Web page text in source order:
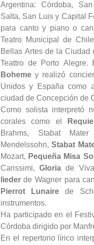
Argentina: Córdoba,
Salta, San Luis y Capital
para canto y piano o
Teatro Municipal de
Bellas Artes de la Ciudad
Teattro de Porto
Boheme y realizó
Unidos y España como
ciudad de Concepción de
Como solista interpretó
corales como el
Brahms, Stabat
Mendelssohn, Stabat
Mozart, Pequeña Misa
Carissimi, Gloria de
lieder de Wagner para
Pierrot Lunaire de
instrumentos.
Ha participado en el
Córdoba dirigido por
En el repertorio lírico